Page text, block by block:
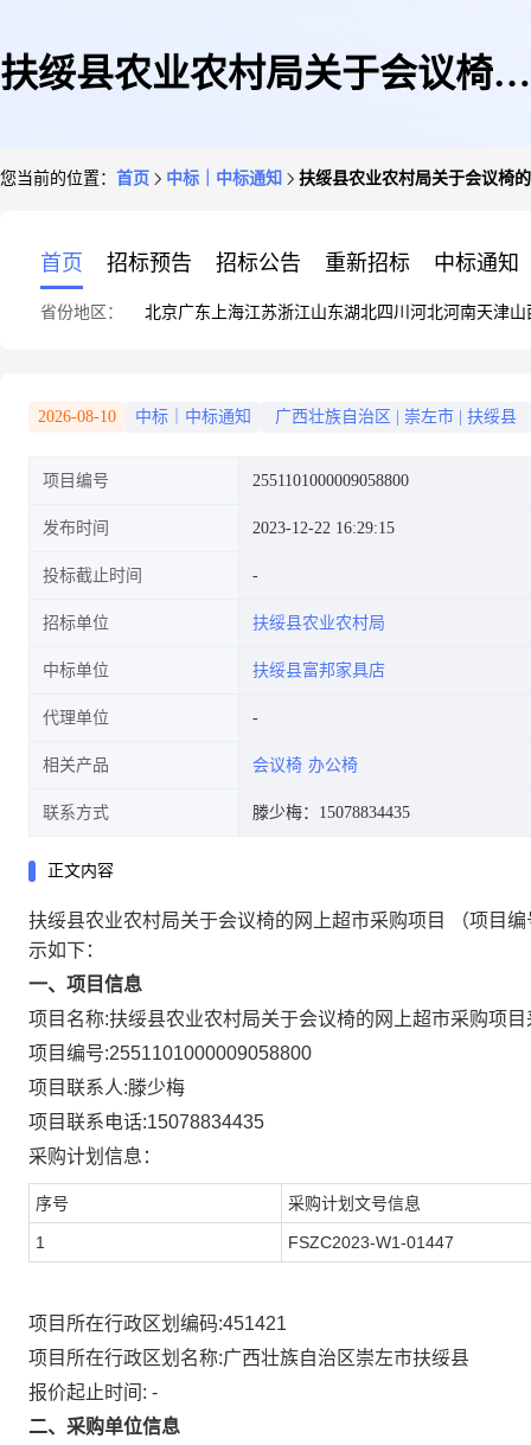
扶绥县农业农村局关于会议椅的
您当前的位置： 首页 中标｜中标通知 扶绥县农业农村局关于会议椅
首页 招标预告 招标公告 重新招标 中标通知
省份地区： 北京广东 上海江苏浙江山东湖北四川 河北河南天津山
2026-08-10 中标｜中标通知 广西壮族自治区 崇左市 扶绥县
项目编号 2551101000009058800
发布时间 2023-12-22 16:29:15
投标截止时间
招标单位 扶绥县农业农村局
中标单位 扶绥县富邦家具店
代理单位
相关产品 会议椅 办公椅
联系方式 滕少梅：15078834435
正文内容
扶绥县农业农村局关于会议椅的网上超市采购项目
（项目编
示如下：
一、项目信息
项目名称:扶绥县农业农村局关于会议椅的网上超市采购项目
项目编号:2551101000009058800
项目联系人:滕少梅
项目联系电话:15078834435
采购计划信息：
序号 采购计划文号信息
1 FSZC2023-W1-01447
项目所在行政区划编码:451421
项目所在行政区划名称:广西壮族自治区崇左市扶绥县
报价起止时间: -
二、采购单位信息